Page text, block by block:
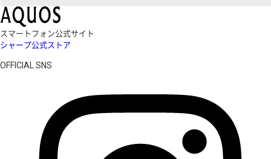
スマートフォン公式サイト
シャープ公式ストア
OFFICIAL SNS